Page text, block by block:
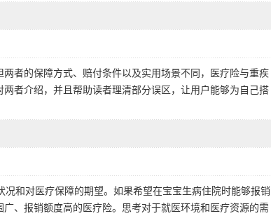
者的保障方式、赔付条件以及实用场景不同，医疗险与重疾
者介绍，并且帮助读者理清部分误区，让用户能够为自己搭
和对医疗保障的期望。如果希望在宝宝生病住院时能够报销
、报销额度高的医疗险。思考对于就医环境和医疗资源的需